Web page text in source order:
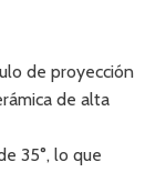
de proyección
de alta
35°, lo que